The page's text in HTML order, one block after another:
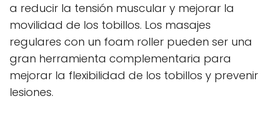
a reducir la tensión muscular y mejorar la
movilidad de los tobillos. Los masajes
regulares con un foam roller pueden ser una
gran herramienta complementaria para
mejorar la flexibilidad de los tobillos y prevenir
lesiones.